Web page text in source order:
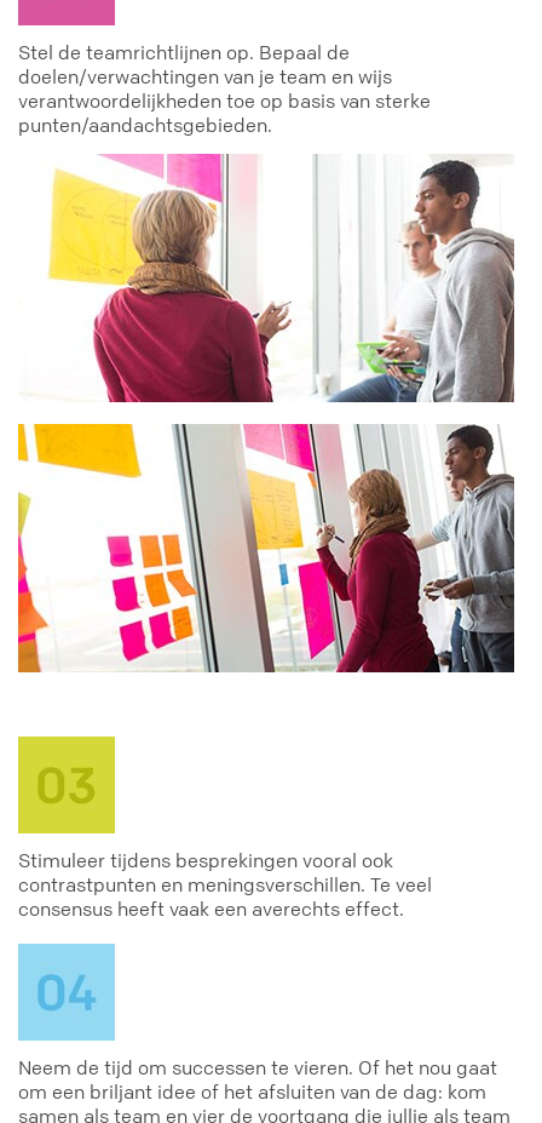
Stel de teamrichtlijnen op. Bepaal de
doelen/verwachtingen van je team en wijs
verantwoordelijkheden toe op basis van sterke
punten/aandachtsgebieden.
Stimuleer tijdens besprekingen vooral ook
contrastpunten en meningsverschillen. Te veel
consensus heeft vaak een averechts effect.
Neem de tijd om successen te vieren. Of het nou gaat
om een briljant idee of het afsluiten van de dag: kom
samen als team en vier de voortgang die jullie als team